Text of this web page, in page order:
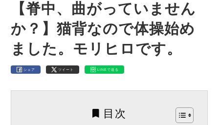
【脊中、曲がっていません
か？】猫背なので体操始め
ました。モリヒロです。
シェア ツイート LINEで送る
目次